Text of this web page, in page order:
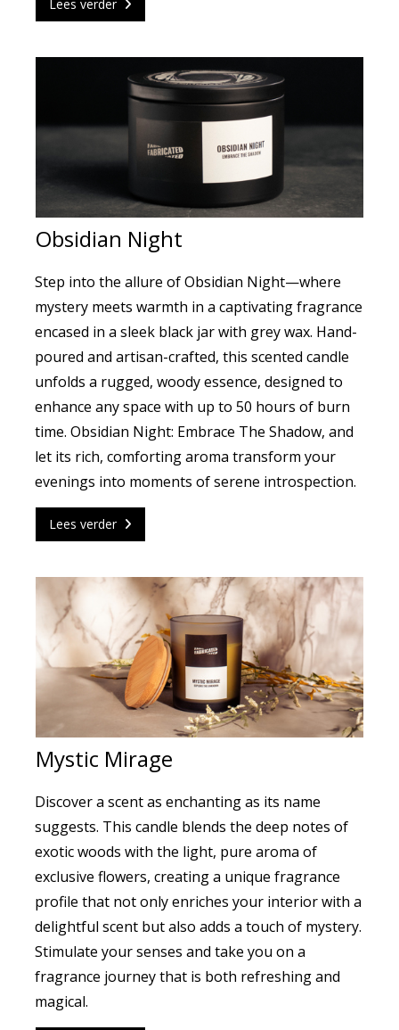
Lees verder
Obsidian Night
Step into the allure of Obsidian Night—where
mystery meets warmth in a captivating fragrance
encased in a sleek black jar with grey wax. Hand-
poured and artisan-crafted, this scented candle
unfolds a rugged, woody essence, designed to
enhance any space with up to 50 hours of burn
time. Obsidian Night: Embrace The Shadow, and
let its rich, comforting aroma transform your
evenings into moments of serene introspection.
Lees verder
Mystic Mirage
Discover a scent as enchanting as its name
suggests. This candle blends the deep notes of
exotic woods with the light, pure aroma of
exclusive flowers, creating a unique fragrance
profile that not only enriches your interior with a
delightful scent but also adds a touch of mystery.
Stimulate your senses and take you on a
fragrance journey that is both refreshing and
magical.